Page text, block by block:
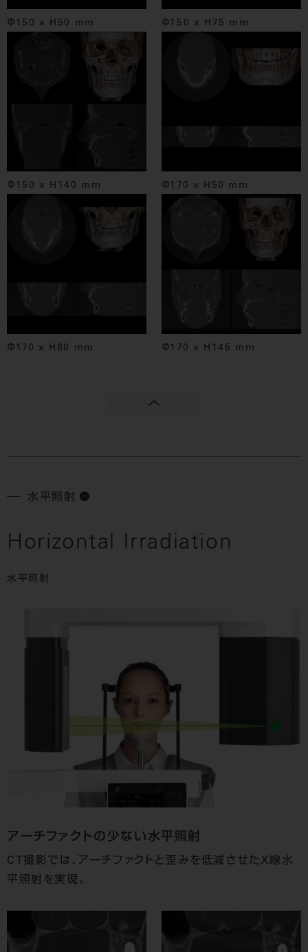
Φ150 x H50 mm Φ150 x H75 mm
Φ150 x H140 mm Φ170 x H50 mm
Φ170 x H80 mm Φ170 x H145 mm
水平照射
Horizontal Irradiation
水平照射
アーチファクトの少ない水平照射
CT撮影では、アーチファクトと歪みを低減させたX線水
平照射を実現。